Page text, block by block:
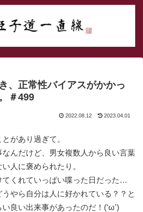
、正常性バイアスがかかっ
＃499
2022.08.12 2023.04.01
があり過ぎて。
なんだけど、男女複数人から良い言葉
人に褒められたり。
てくれていっぱい喋った日だった…
やら自分は人に好かれている？？と
良い出来事があったのだ！(‘ω’)